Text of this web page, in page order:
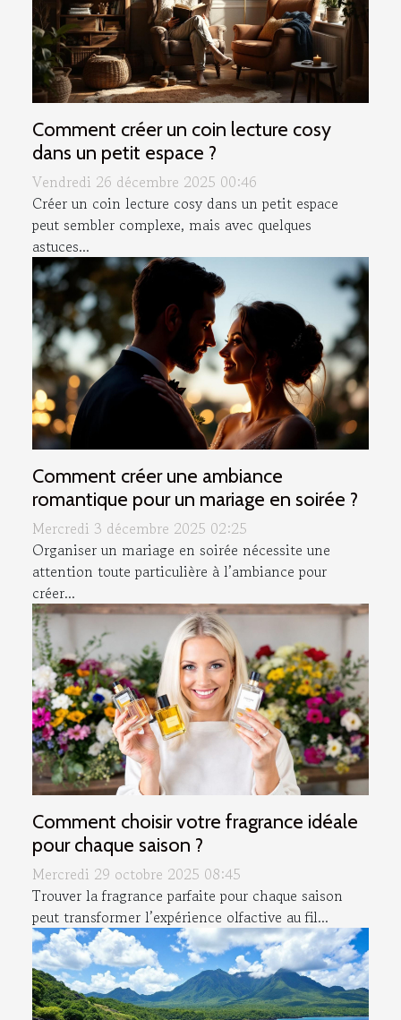
Comment créer un coin lecture cosy
dans un petit espace ?
Vendredi 26 décembre 2025 00:46
Créer un coin lecture cosy dans un petit espace
peut sembler complexe, mais avec quelques
astuces...
Comment créer une ambiance
romantique pour un mariage en soirée ?
Mercredi 3 décembre 2025 02:25
Organiser un mariage en soirée nécessite une
attention toute particulière à l’ambiance pour
créer...
Comment choisir votre fragrance idéale
pour chaque saison ?
Mercredi 29 octobre 2025 08:45
Trouver la fragrance parfaite pour chaque saison
peut transformer l’expérience olfactive au fil...